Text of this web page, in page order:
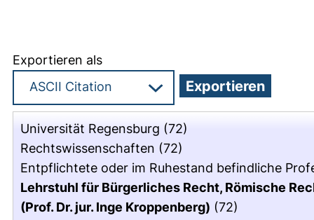
Exportieren als
Universität Regensburg (72)
Rechtswissenschaften (72)
Entpflichtete oder im Ruhestand befindliche
Lehrstuhl für Bürgerliches Recht, Römische
(Prof. Dr. jur. Inge Kroppenberg) (72)